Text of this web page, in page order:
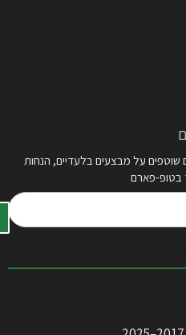
על מבצעים בלעדיים, הנחות
בטופ-פארם